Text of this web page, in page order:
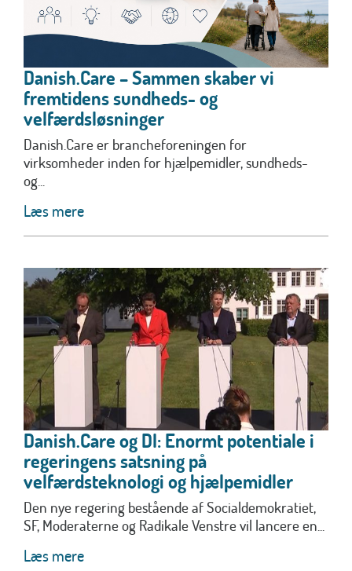
Danish.Care – Sammen skaber vi
fremtidens sundheds- og
velfærdsløsninger
Danish.Care er brancheforeningen for
virksomheder inden for hjælpemidler, sundheds-
og...
Læs mere
Danish.Care og DI: Enormt potentiale i
regeringens satsning på
velfærdsteknologi og hjælpemidler
Den nye regering bestående af Socialdemokratiet,
SF, Moderaterne og Radikale Venstre vil lancere en...
Læs mere